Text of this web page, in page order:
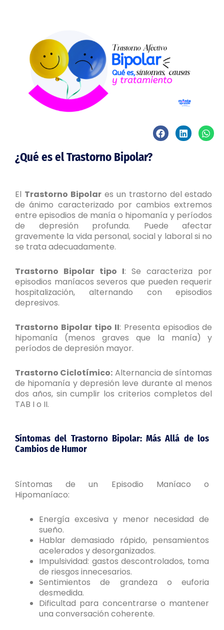
¿Qué es el Trastorno Bipolar?
El Trastorno Bipolares un trastorno del estado
de ánimo caracterizado por cambios extremos
entre episodios de manía o hipomanía y períodos
de depresión profunda. Puede afectar
gravemente la vida personal, social y laboral si no
se trata adecuadamente.
Trastorno Bipolar tipo I: Se caracteriza por
episodios maníacos severos que pueden requerir
hospitalización, alternando con episodios
depresivos.
Trastorno Bipolar tipo II: Presenta episodios de
hipomanía (menos graves que la manía) y
períodos de depresión mayor.
Trastorno Ciclotímico: Alternancia de síntomas
de hipomanía y depresión leve durante al menos
dos años, sin cumplir los criterios completos del
TAB I o II.
Síntomas del Trastorno Bipolar:Más Allá de los
Cambios de Humor
Síntomas de un Episodio Maníaco o
Hipomaníaco:
Energía excesiva y menor necesidad de
sueño.
Hablar demasiado rápido, pensamientos
acelerados y desorganizados.
Impulsividad: gastos descontrolados, toma
de riesgos innecesarios.
Sentimientos de grandeza o euforia
desmedida.
Dificultad para concentrarse o mantener
una conversación coherente.